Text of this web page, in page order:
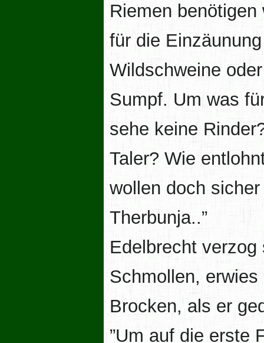
Riemen
für die
Wildschweine
Sumpf. Um was
sehe keine
Taler? Wie
wollen doch
Therbunja..”
Edelbrecht
Schmollen,
Brocken, als er
”Um auf die erste